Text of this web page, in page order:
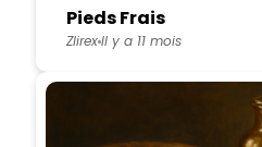
Pieds Frais
ZlirexIl y a 11 mois